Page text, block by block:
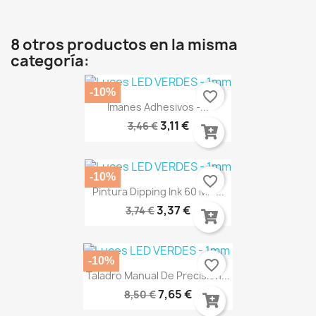
8 otros productos en la misma
categoría:
Imanes Adhesivos -...
3,46 €3,11 €
-10% favorite_border
Pintura Dipping Ink 60 Ml -...
3,74 €3,37 €
-10% favorite_border
Taladro Manual De Precisión...
8,50 €7,65 €
-10% favorite_border